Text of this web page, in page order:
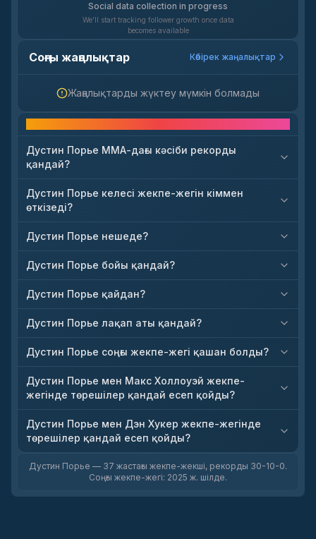
Social data collection in progress
We'll start tracking follower growth once data
becomes available
Соңғы жаңалықтар Көбірек жаңалықтар
Жаңалықтарды жүктеу мүмкін болмады
Дустин Порье ММА-дағы кәсіби рекорды
қандай?
Дустин Порье келесі жекпе-жегін кіммен
өткізеді?
Дустин Порье нешеде?
Дустин Порье бойы қандай?
Дустин Порье қайдан?
Дустин Порье лақап аты қандай?
Дустин Порье соңғы жекпе-жегі қашан болды?
Дустин Порье мен Макс Холлоуэй жекпе-
жегінде төрешілер қандай есеп қойды?
Дустин Порье мен Дэн Хукер жекпе-жегінде
төрешілер қандай есеп қойды?
Дустин Порье — 37 жастағы жекпе-жекші, рекорды 30-10-0.
Соңғы жекпе-жегі: 2025 ж. шілде.